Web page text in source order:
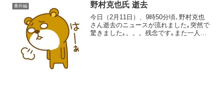
番外編 野村克也氏 逝去
今日（2月11日）、9時50分頃､野村克也
さん逝去のニュースが流れました｡突然で
驚きました｡。。。残念です｡また一人、